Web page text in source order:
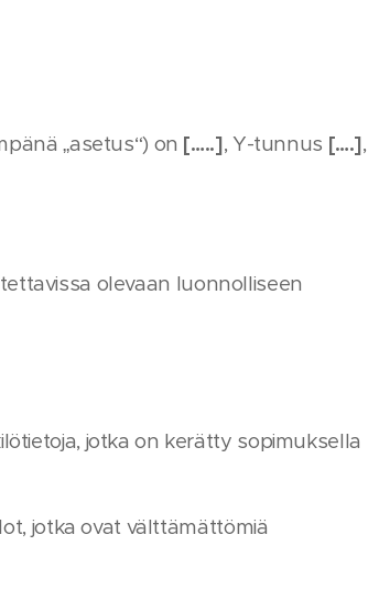
„asetus“) on […..], Y-tunnus [….],
olevaan luonnolliseen
jotka on kerätty sopimuksella
jotka ovat välttämättömiä